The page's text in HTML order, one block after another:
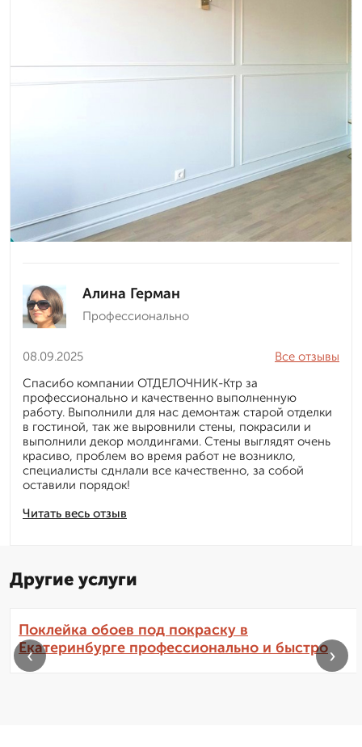
Алина Герман
Профессионально
08.09.2025
Читать весь отзыв
Все отзывы
Спасибо компании ОТДЕЛОЧНИК-Ктр за
профессионально и качественно выполненную
работу. Выполнили для нас демонтаж старой отделки
в гостиной, так же выровнили стены, покрасили и
выполнили декор молдингами. Стены выглядят очень
красиво, проблем во время работ не возникло,
специалисты сднлали все качественно, за собой
оставили порядок!
Другие услуги
Поклейка обоев под покраску в
Екатеринбурге профессионально и быстро
‹ ›